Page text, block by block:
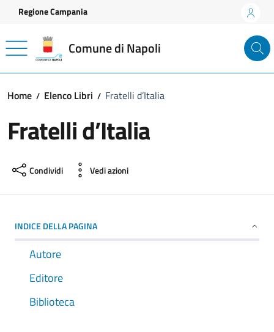
Vai ai contenuti
Vai al footer
Regione Campania
Comune di Napoli
Home Elenco Libri Fratelli d’Italia
Fratelli d’Italia
Condividi Vedi azioni
INDICE DELLA PAGINA
Autore
Editore
Biblioteca